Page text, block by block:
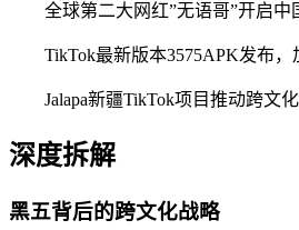
全球第二大网红”无语哥”开启
TikTok最新版本3575APK发布
Jalapa新疆TikTok项目推动跨文
深度拆解
黑五背后的跨文化战略